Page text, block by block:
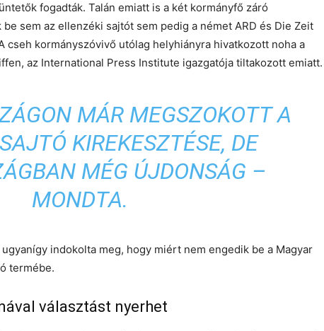
fogadták. Talán emiatt is a két kormányfő záró
sem az ellenzéki sajtót sem pedig a német ARD és Die Zeit
cseh kormányszóvivő utólag helyhiányra hivatkozott noha a
az International Press Institute igazgatója tiltakozott emiatt.
MÁR MEGSZOKOTT A
KIREKESZTÉSE, DE
MÉG ÚJDONSÁG –
MONDTA.
indokolta meg, hogy miért nem engedik be a Magyar
termébe.
választást nyerhet